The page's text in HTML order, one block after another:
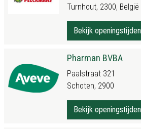
Turnhout, 2300, België
Bekijk openingstijden
Pharman BVBA
Paalstraat 321
Schoten, 2900
Bekijk openingstijden